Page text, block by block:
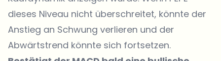
dieses Niveau nicht überschreitet, könnte der
Anstieg an Schwung verlieren und der
Abwärtstrend könnte sich fortsetzen.